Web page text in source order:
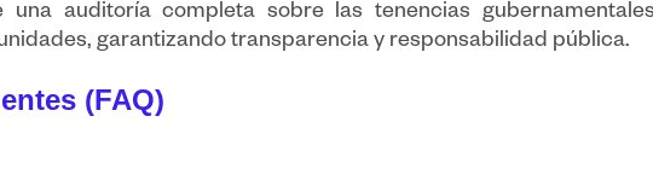
una auditoría completa sobre las tenencias
garantizando transparencia y responsabilidad pública.
(FAQ)